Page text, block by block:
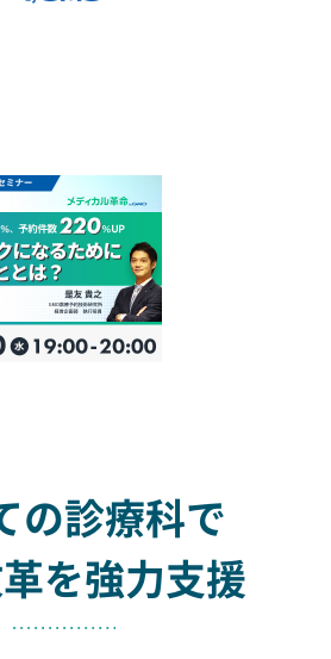
の診療科で
を強力支援